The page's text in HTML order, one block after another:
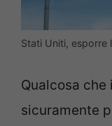
Stati Uniti, esporre
Qualcosa
sicuramente